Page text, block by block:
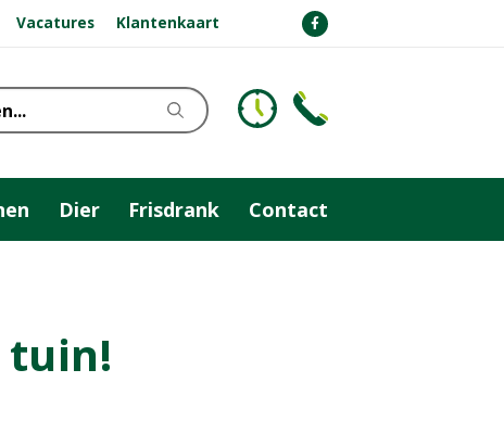
Vacatures Klantenkaart
Dier Frisdrank Contact
tuin!